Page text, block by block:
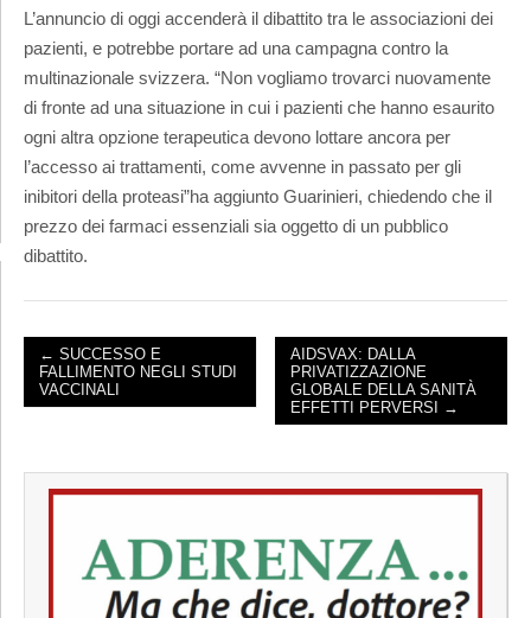
L’annuncio di oggi accenderà il dibattito tra le associazioni dei
pazienti, e potrebbe portare ad una campagna contro la
multinazionale svizzera. “Non vogliamo trovarci nuovamente
di fronte ad una situazione in cui i pazienti che hanno esaurito
ogni altra opzione terapeutica devono lottare ancora per
l’accesso ai trattamenti, come avvenne in passato per gli
inibitori della proteasi”ha aggiunto Guarinieri, chiedendo che il
prezzo dei farmaci essenziali sia oggetto di un pubblico
dibattito.
POST NAVIGATION
← SUCCESSO E
FALLIMENTO NEGLI STUDI
VACCINALI
AIDSVAX: DALLA
PRIVATIZZAZIONE
GLOBALE DELLA SANITÀ
EFFETTI PERVERSI →